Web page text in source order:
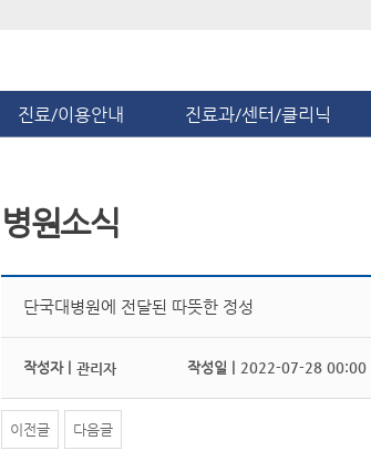
진료/이용안내 진료과/센터/클리닉
병원소식
단국대병원에 전달된 따뜻한 정성
작성자 | 관리자 작성일 | 2022-07-28 00:00
이전글 다음글